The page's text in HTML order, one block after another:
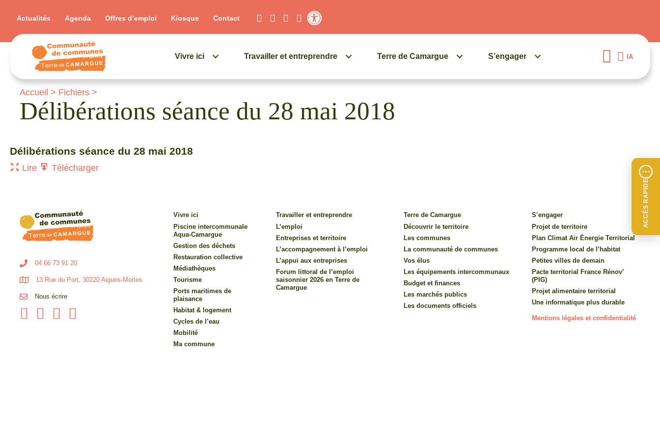
ACCÈS RAPIDE
Actualités Agenda Offres d’emploi Kiosque
Contact
Vivre ici Travailler et entreprendre Terre de Camargue S’engager IA
Accueil > Fichiers >
Délibérations séance du 28 mai 2018
Délibérations séance du 28 mai 2018
Lire Télécharger
04 66 73 91 20
13 Rue du Port, 30220 Aigues-Mortes
Nous écrire
Vivre ici
Piscine intercommunale
Aqua-Camargue
Gestion des déchets
Restauration collective
Médiathèques
Tourisme
Ports maritimes de
plaisance
Habitat & logement
Cycles de l’eau
Mobilité
Ma commune
Travailler et entreprendre
L’emploi
Entreprises et territoire
L’accompagnement à l’emploi
L’appui aux entreprises
Forum littoral de l’emploi
saisonnier 2026 en Terre de
Camargue
Terre de Camargue
Découvrir le territoire
Les communes
La communauté de communes
Vos élus
Les équipements intercommunaux
Budget et finances
Les marchés publics
Les documents officiels
S’engager
Projet de territoire
Plan Climat Air Énergie Territorial
Programme local de l’habitat
Petites villes de demain
Pacte territorial France Rénov’
(PIG)
Projet alimentaire territorial
Une informatique plus durable
Mentions légales et confidentialité